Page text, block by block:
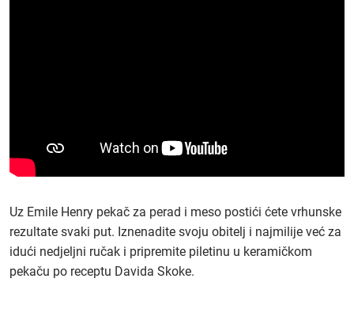
Uz Emile Henry pekač za perad i meso postići ćete vrhunske
rezultate svaki put. Iznenadite svoju obitelj i najmilije već za
idući nedjeljni ručak i pripremite piletinu u keramičkom
pekaču po receptu Davida Skoke.